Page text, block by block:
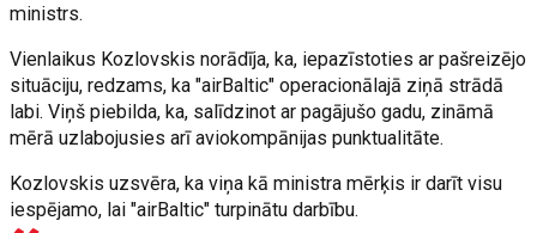
ministrs.
Vienlaikus Kozlovskis norādīja, ka, iepazīstoties ar pašreizējo
situāciju, redzams, ka "airBaltic" operacionālajā ziņā strādā
labi. Viņš piebilda, ka, salīdzinot ar pagājušo gadu, zināmā
mērā uzlabojusies arī aviokompānijas punktualitāte.
Kozlovskis uzsvēra, ka viņa kā ministra mērķis ir darīt visu
iespējamo, lai "airBaltic" turpinātu darbību.